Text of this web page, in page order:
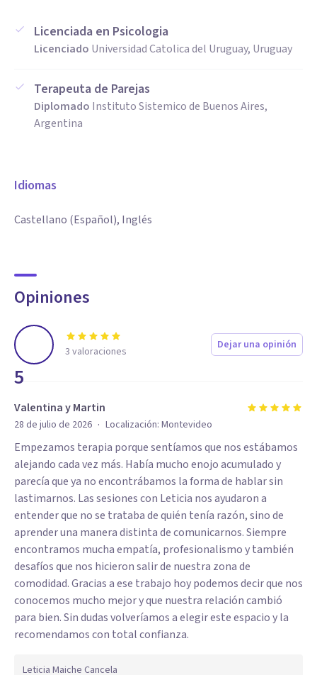
Licenciada en Psicologia
Licenciado Universidad Catolica del Uruguay, Uruguay
Terapeuta de Parejas
Diplomado Instituto Sistemico de Buenos Aires,
Argentina
Idiomas
Castellano (Español), Inglés
Opiniones
5
3 valoraciones Dejar una opinión
Valentina y Martin
28 de julio de 2026 · Localización: Montevideo
Empezamos terapia porque sentíamos que nos estábamos
alejando cada vez más. Había mucho enojo acumulado y
parecía que ya no encontrábamos la forma de hablar sin
lastimarnos. Las sesiones con Leticia nos ayudaron a
entender que no se trataba de quién tenía razón, sino de
aprender una manera distinta de comunicarnos. Siempre
encontramos mucha empatía, profesionalismo y también
desafíos que nos hicieron salir de nuestra zona de
comodidad. Gracias a ese trabajo hoy podemos decir que nos
conocemos mucho mejor y que nuestra relación cambió
para bien. Sin dudas volveríamos a elegir este espacio y la
recomendamos con total confianza.
Leticia Maiche Cancela